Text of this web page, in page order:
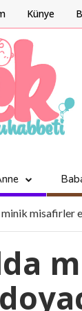
Künye
minik misafirler